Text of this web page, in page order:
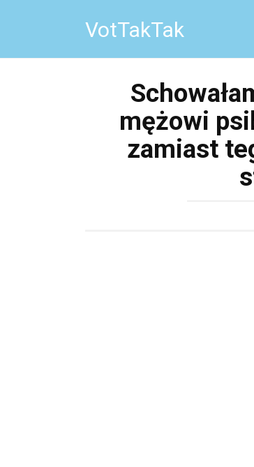
VotTakTak
mężowi
zamiast